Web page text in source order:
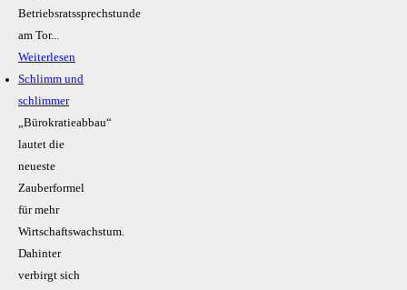
Betriebsratssprechstunde
am Tor...
Weiterlesen
Schlimm und
schlimmer
„Bürokratieabbau“
lautet die
neueste
Zauberformel
für mehr
Wirtschaftswachstum.
Dahinter
verbirgt sich